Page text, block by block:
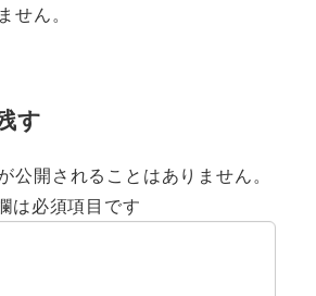
せん。
す
公開されることはありません。
は必須項目です